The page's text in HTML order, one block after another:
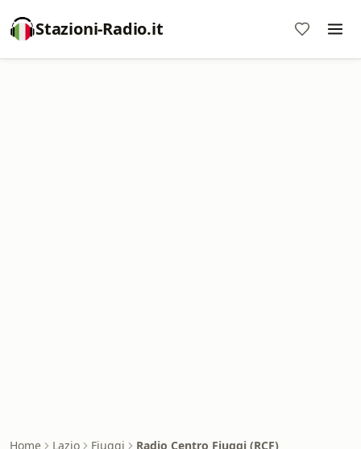
Stazioni-Radio.it
Home Lazio Fiuggi Radio Centro Fiuggi (RCF)